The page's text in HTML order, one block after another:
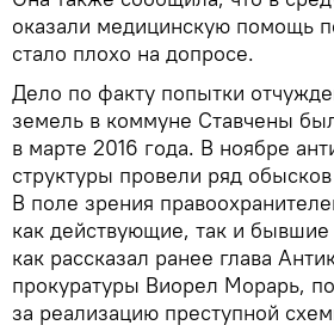
оказали медицинскую помощь
стало плохо на допросе.
Дело по факту попытки
земель в коммуне Ставчены
в марте 2016 года. В ноябре
структуры провели ряд
В поле зрения
как действующие, так и
как рассказал ранее глава
прокуратуры Виорел Морарь,
за реализацию преступной